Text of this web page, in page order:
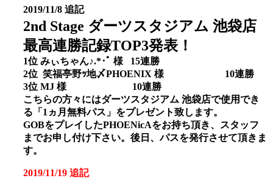
2019/11/8 追記
2nd Stage ダーツスタジアム 池袋店
最高連勝記録TOP3発表！
1位 みぃちゃん♪.*･ﾟ 様 15連勝
2位 笑福亭野ｯ地〆PHOENIX 様 10連勝
3位 MJ 様 10連勝
こちらの方々にはダーツスタジアム 池袋店で使用でき
る「1ヵ月無料パス」をプレゼント致します。
GOBをプレイしたPHOENicAをお持ち頂き、スタッフ
までお申し付け下さい。後日、パスを発行させて頂きま
す。
2019/11/19 追記